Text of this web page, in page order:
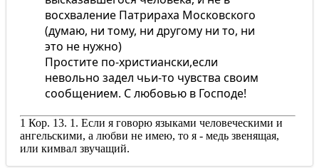
восхваление Патрираха Московского
(думаю, ни тому, ни другому ни то, ни
это не нужно)
Простите по-христиански,если
невольно задел чьи-то чувства своим
сообщением. С любовью в Господе!
1 Кор. 13. 1. Если я говорю языками человеческими и
ангельскими, а любви не имею, то я - медь звенящая,
или кимвал звучащий.